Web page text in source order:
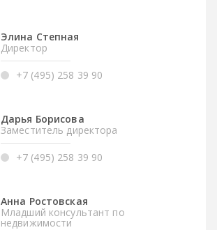
Элина Степная
Директор
+7 (495) 258 39 90
Дарья Борисова
Заместитель директора
+7 (495) 258 39 90
Анна Ростовская
Младший консультант по
недвижимости